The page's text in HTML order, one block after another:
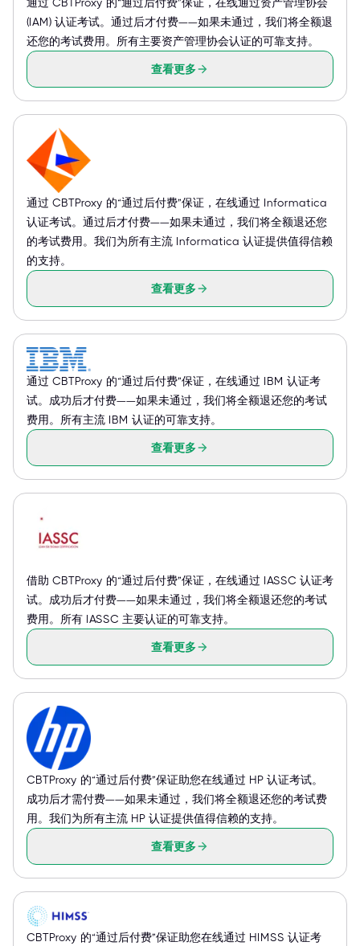
通过 CBTProxy 的“通过后付费”保证，在线通过资产管理协会
(IAM) 认证考试。通过后才付费——如果未通过，我们将全额退
还您的考试费用。所有主要资产管理协会认证的可靠支持。
查看更多
通过 CBTProxy 的“通过后付费”保证，在线通过 Informatica
认证考试。通过后才付费——如果未通过，我们将全额退还您
的考试费用。我们为所有主流 Informatica 认证提供值得信赖
的支持。
查看更多
通过 CBTProxy 的“通过后付费”保证，在线通过 IBM 认证考
试。成功后才付费——如果未通过，我们将全额退还您的考试
费用。所有主流 IBM 认证的可靠支持。
查看更多
借助 CBTProxy 的“通过后付费”保证，在线通过 IASSC 认证考
试。成功后才付费——如果未通过，我们将全额退还您的考试
费用。所有 IASSC 主要认证的可靠支持。
查看更多
CBTProxy 的“通过后付费”保证助您在线通过 HP 认证考试。
成功后才需付费——如果未通过，我们将全额退还您的考试费
用。我们为所有主流 HP 认证提供值得信赖的支持。
查看更多
CBTProxy 的“通过后付费”保证助您在线通过 HIMSS 认证考